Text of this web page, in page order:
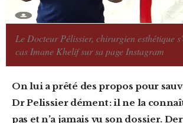
Le Docteur Pélissier, chirurgien esthétique
cas Imane Khelif sur sa page Instagram
On lui a prêté des propos pour sauver Khelif. Le
Dr Pelissier dément : il ne la
pas et n’a jamais vu son dossier.